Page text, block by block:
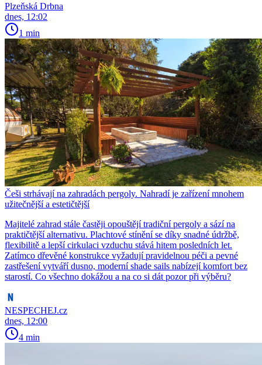
Plzeňská Drbna
dnes, 12:02
1 min
Češi strhávají na zahradách pergoly. Nahradí je zařízení mnohem
užitečnější a estetičtější
Majitelé zahrad stále častěji opouštějí tradiční pergoly a sází na
praktičtější alternativu. Plachtové stínění se díky snadné údržbě,
flexibilitě a lepší cirkulaci vzduchu stává hitem posledních let.
Zatímco dřevěné konstrukce vyžadují pravidelnou péči a pevné
zastřešení vytváří dusno, moderní shade sails nabízejí komfort bez
starostí. Co všechno dokážou a na co si dát pozor při výběru?
NESPECHEJ.cz
dnes, 12:00
4 min